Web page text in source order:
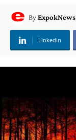
ByExpokNews
Linkedin